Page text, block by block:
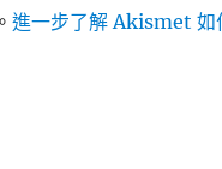
進一步了解 Akismet 如